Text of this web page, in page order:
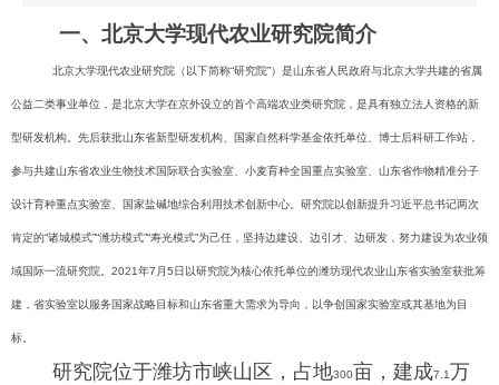
一、北京大学现代农业研究院简介
北京大学现代农业研究院（以下简称“研究院”）是山东省人民政府与北京大学共建的省属
公益二类事业单位，是北京大学在京外设立的首个高端农业类研究院，是具有独立法人资格的新
型研发机构。先后获批山东省新型研发机构、国家自然科学基金依托单位、博士后科研工作站，
参与共建山东省农业生物技术国际联合实验室、小麦育种全国重点实验室、山东省作物精准分子
设计育种重点实验室、国家盐碱地综合利用技术创新中心。研究院以创新提升习近平总书记两次
肯定的“诸城模式”“潍坊模式”“寿光模式”为己任，坚持边建设、边引才、边研发，努力建设为农业领
域国际一流研究院。 2021年7 月5日以研究院为核心依托单位的潍坊现代农业山东省实验室获批筹
建，省实验室以服务国家战略目标和山东省重大需求为导向，以争创国家实验室或其基地为目
标。
研究院位于潍坊市峡山区，占地300亩，建成7.1万